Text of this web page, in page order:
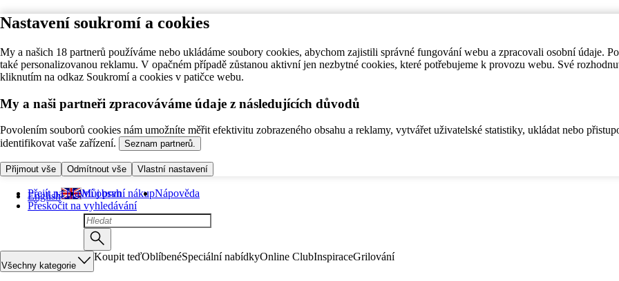
Nastavení soukromí a cookies
My a našich 18 partnerů používáme nebo ukládáme soubory cookies, abychom zajistili správné fungování webu a zpracovali osobní údaje.
také personalizovanou reklamu. V opačném případě zůstanou aktivní jen nezbytné cookies, které potřebujeme k provozu webu. Své
kliknutím na odkaz Soukromí a cookies v patičce webu.
My a naši partneři zpracováváme údaje z následujících důvodů
Povolením souborů cookies nám umožníte měřit efektivitu zobrazeného obsahu a reklamy, vytvářet uživatelské statistiky, ukládat nebo
identifikovat vaše zařízení.
Seznam partnerů.
Přijmout vše Odmítnout vše Vlastní nastavení
Přejít na hlavní obsah
Přeskočit na vyhledávání
English Můj první nákupNápověda
Všechny kategorie
Koupit teďOblíbenéSpeciální nabídkyOnline ClubInspiraceGrilování